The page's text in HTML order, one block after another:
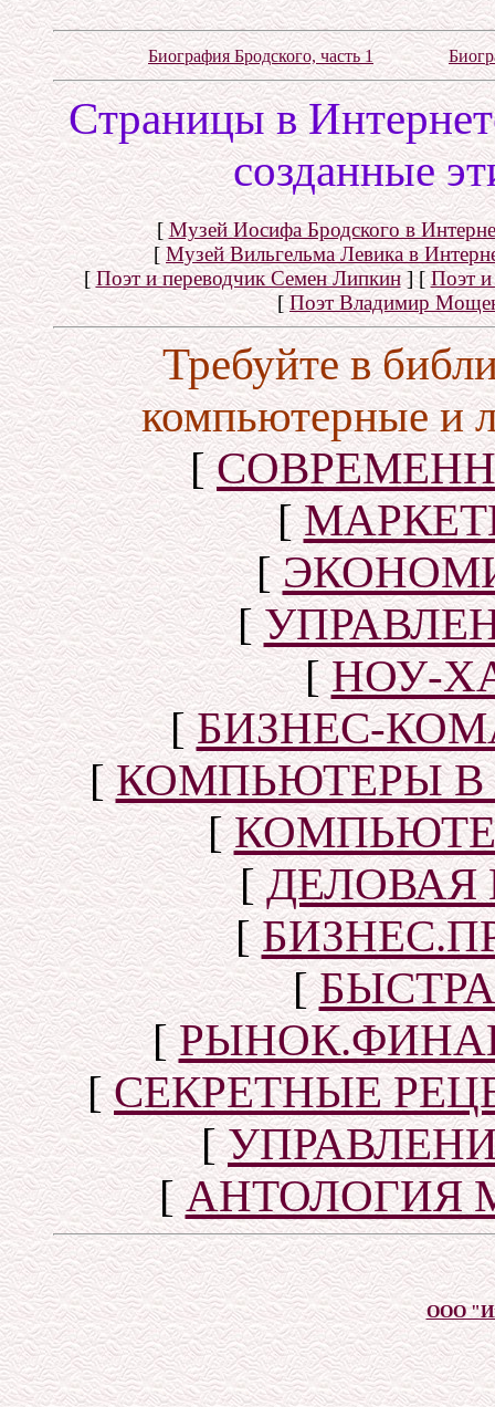
Биография Бродского, часть 1
Cтраницы в
созданные
[Музей Иосифа Бродского в
[ Музей Вильгельма Левика в
[Поэт и переводчик Семен Липкин] [Поэт и
[Поэт Владимир
Требуйте в
компьютерные и
[
[
[
[
[НОУ-
[БИЗНЕС-
[КОМПЬЮТЕРЫ В
[
[
[
[
[
[СЕКРЕТНЫЕ
[
[АНТОЛОГИЯ
ООО